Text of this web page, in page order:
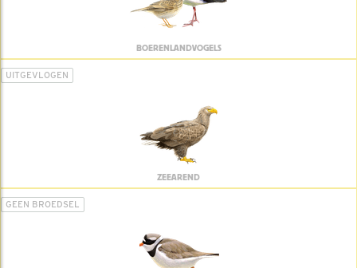
BOERENLANDVOGELS
UITGEVLOGEN
ZEEAREND
GEEN BROEDSEL